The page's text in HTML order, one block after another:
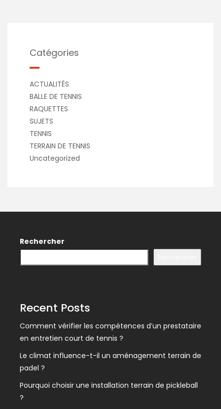
Catégories
ACTUALITÉS
BALLE DE TENNIS
RAQUETTES
SUJETS
TENNIS
TERRAIN DE TENNIS
Uncategorized
Rechercher
Recent Posts
Comment vérifier les compétences d’un prestataire
en entretien court de tennis ?
Le climat influence-t-il un aménagement terrain de
padel ?
Pourquoi choisir une installation terrain de pickleball
?